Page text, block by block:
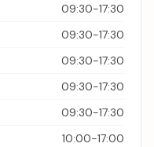
09:30-17:30
09:30-17:30
09:30-17:30
09:30-17:30
09:30-17:30
10:00-17:00